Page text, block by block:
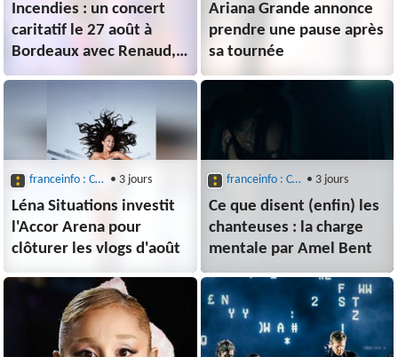
Incendies : un concert
caritatif le 27 août à
Bordeaux avec Renaud,
Zazie et Pascal Obispo
Ariana Grande annonce
prendre une pause après
sa tournée
franceinfo : Culture : Musique • 3 jours
Léna Situations investit
l'Accor Arena pour
clôturer les vlogs d'août
franceinfo : Culture : Musique • 3 jours
Ce que disent (enfin) les
chanteuses : la charge
mentale par Amel Bent